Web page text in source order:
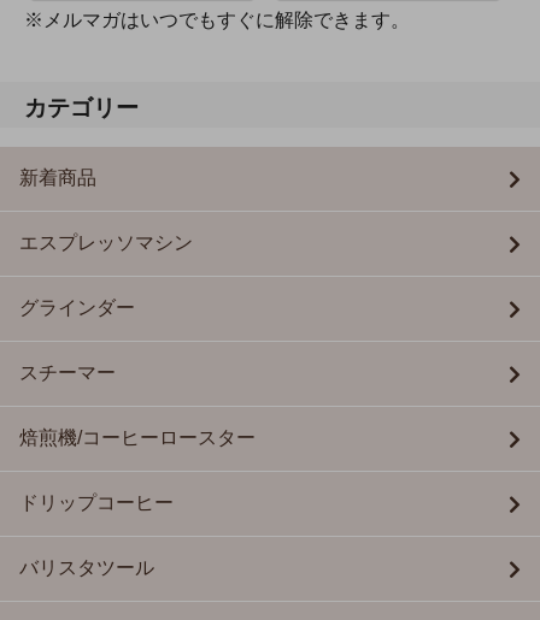
※メルマガはいつでもすぐに解除できます。
カテゴリー
新着商品
エスプレッソマシン
グラインダー
スチーマー
焙煎機/コーヒーロースター
ドリップコーヒー
バリスタツール